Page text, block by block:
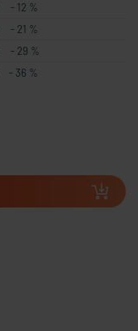
- 12 %
- 21 %
- 29 %
- 36 %